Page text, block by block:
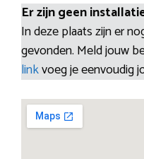
Er zijn geen
In deze plaats zijn er
gevonden. Meld jouw
linkvoeg je eenvoudig